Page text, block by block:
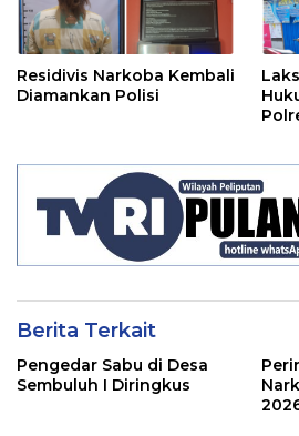
Residivis Narkoba Kembali
Diamankan Polisi
Berita Terkait
Pengedar Sabu di Desa
Sembuluh I Diringkus